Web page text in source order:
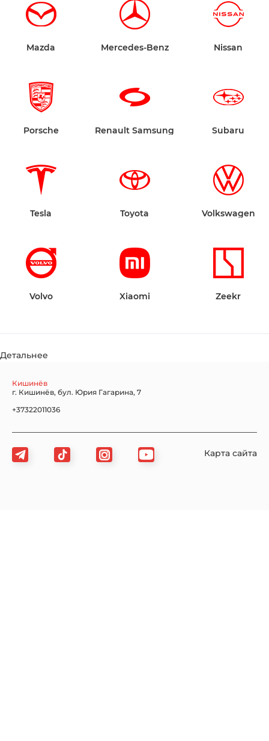
Mazda Mercedes-Benz Nissan
Porsche Renault Samsung Subaru
Tesla Toyota Volkswagen
Volvo Xiaomi Zeekr
Детальнее
Кишинёв
г. Кишинёв, бул. Юрия Гагарина, 7
+37322011036
Карта сайта